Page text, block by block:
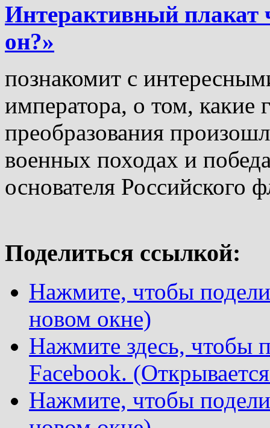
Интерактивный плакат
он?»
познакомит с
императора, о том, какие
преобразования
военных походах и
основателя Российского
Поделиться ссылкой:
Нажмите, чтобы
новом окне)
Нажмите здесь, чтобы
Facebook.
Нажмите, чтобы